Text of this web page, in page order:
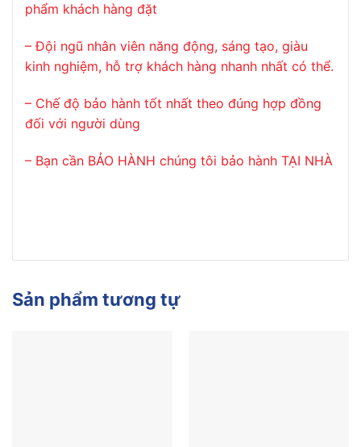
phẩm khách hàng đặt
– Đội ngũ nhân viên năng động, sáng tạo, giàu
kinh nghiệm, hỗ trợ khách hàng nhanh nhất có thể.
– Chế độ bảo hành tốt nhất theo đúng hợp đồng
đối với người dùng
– Bạn cần BẢO HÀNH chúng tôi bảo hành TẠI NHÀ
Sản phẩm tương tự